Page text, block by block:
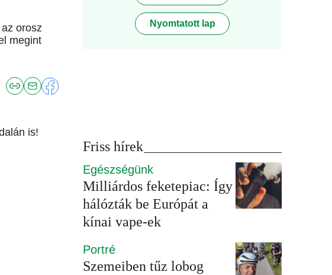
orosz
megint
is!
Nyomtatott lap
Friss hírek
Egészségünk
Milliárdos feketepiac: Így
hálózták be Európát a
kínai vape-ek
Portré
Szemeiben tűz lobog